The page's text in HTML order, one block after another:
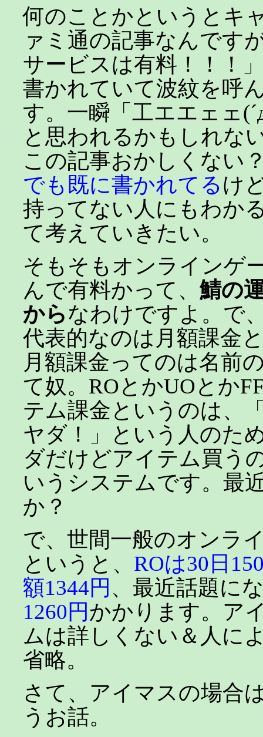
何のことかというとキ
ァミ通の記事なんです
サービスは有料！！！
書かれていて波紋を呼
す。一瞬「工エエェェ
と思われるかもしれな
この記事おかしくない
でも既に書かれてるけ
持ってない人にもわか
て考えていきたい。
そもそもオンラインゲ
んで有料かって、 鯖の
からなわけですよ。で
代表的なのは月額課金
月額課金ってのは名前
て奴。ROとかUOとか
テム課金というのは、
ヤダ！」という人のた
ダだけどアイテム買う
いうシステムです。最
か？
で、世間一般のオンラ
というと、 ROは30日
額1344円 、最近話題に
1260円かかります。ア
ムは詳しくない＆人に
省略。
さて、アイマスの場合
うお話。